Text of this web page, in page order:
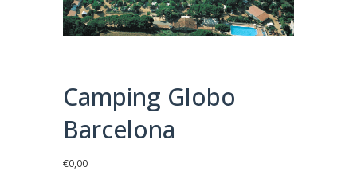
Camping Globo
Barcelona
€0,00